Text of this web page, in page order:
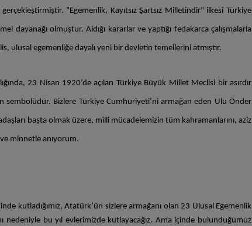
gerçekleştirmiştir. "Egemenlik, Kayıtsız Şartsız Milletindir" ilkesi Türkiye
dayanağı olmuştur. Aldığı kararlar ve yaptığı fedakarca çalışmalarla
ulusal egemenliğe dayalı yeni bir devletin temellerini atmıştır.
23 Nisan 1920’de açılan Türkiye Büyük Millet Meclisi bir asırdır
sembolüdür. Bizlere Türkiye Cumhuriyeti’ni armağan eden Ulu Önder
başta olmak üzere, milli mücadelemizin tüm kahramanlarını, aziz
minnetle anıyorum.
kutladığımız, Atatürk’ün sizlere armağanı olan 23 Ulusal Egemenlik
nedeniyle bu yıl evlerimizde kutlayacağız. Ama içinde bulunduğumuz